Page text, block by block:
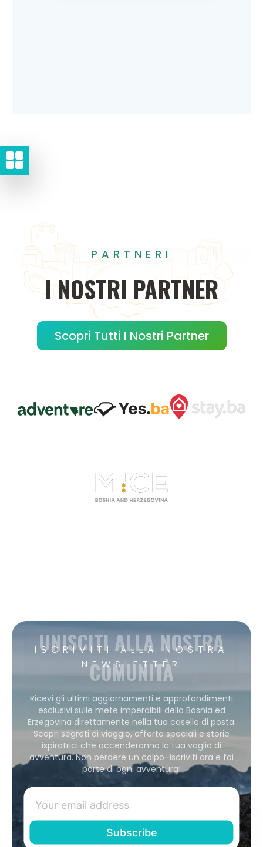
PARTNERI
INOSTRI PARTNER
Scopri Tutti I Nostri Partner
ISCRIVITI ALLA NOSTRA
NEWSLETTER
UNISCITI ALLA NOSTRA
COMUNITÀ
Ricevi gli ultimi aggiornamenti e approfondimenti
esclusivi sulle mete imperdibili della Bosnia ed
Erzegovina direttamente nella tua casella di posta.
Scopri segreti di viaggio, offerte speciali e storie
ispiratrici che accenderanno la tua voglia di
avventura. Non perdere un colpo–iscriviti ora e fai
parte di ogni avventura!